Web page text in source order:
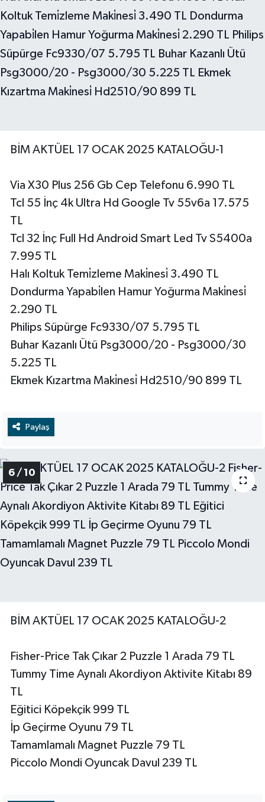
BİM AKTÜEL 17 OCAK 2025 KATALOĞU-1
Via X30 Plus 256 Gb Cep Telefonu 6.990 TL
Tcl 55 İnç 4k Ultra Hd Google Tv 55v6a 17.575
TL
Tcl 32 İnç Full Hd Android Smart Led Tv S5400a
7.995 TL
Halı Koltuk Temi̇zleme Maki̇nesi̇ 3.490 TL
Dondurma Yapabi̇len Hamur Yoğurma Maki̇nesi̇
2.290 TL
Philips Süpürge Fc9330/07 5.795 TL
Buhar Kazanlı Ütü Psg3000/20 - Psg3000/30
5.225 TL
Ekmek Kızartma Maki̇nesi̇ Hd2510/90 899 TL
Paylaş
6 / 10
BİM AKTÜEL 17 OCAK 2025 KATALOĞU-2
Fisher-Price Tak Çıkar 2 Puzzle 1 Arada 79 TL
Tummy Time Aynalı Akordiyon Aktivite Kitabı 89
TL
Eğitici Köpekçik 999 TL
İp Geçirme Oyunu 79 TL
Tamamlamalı Magnet Puzzle 79 TL
Piccolo Mondi Oyuncak Davul 239 TL